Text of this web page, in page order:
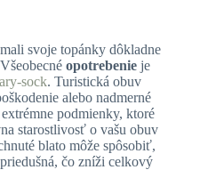
svoje topánky dôkladne
opotrebenie je
sock. Turistická obuv
alebo nadmerné
podmienky, ktoré
starostlivosť o vašu obuv
blato môže spôsobiť,
čo zníži celkový